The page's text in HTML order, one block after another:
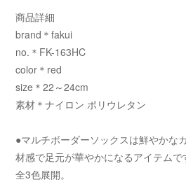
商品詳細
brand＊fakui
no.＊FK-163HC
color＊red
size＊22～24cm
素材＊ナイロン ポリウレタン
●マルチボーダーソックスは鮮やかな
材感で足元が華やかになるアイテムで
全3色展開。